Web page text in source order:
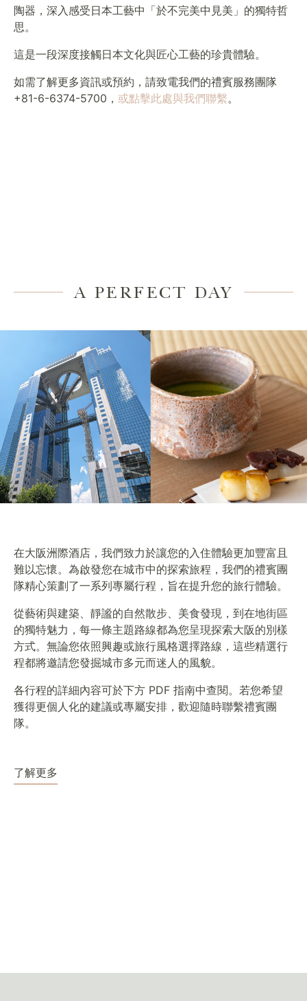
陶器，深入感受日本工藝中「於不完美中見美」的獨特哲
思。
這是一段深度接觸日本文化與匠心工藝的珍貴體驗。
如需了解更多資訊或預約，請致電我們的禮賓服務團隊
+81-6-6374-5700， 或點擊此處與我們聯繫。
A PERFECT DAY
在大阪洲際酒店，我們致力於讓您的入住體驗更加豐富且
難以忘懷。為啟發您在城市中的探索旅程，我們的禮賓團
隊精心策劃了一系列專屬行程，旨在提升您的旅行體驗。
從藝術與建築、靜謐的自然散步、美食發現，到在地街區
的獨特魅力，每一條主題路線都為您呈現探索大阪的別樣
方式。無論您依照興趣或旅行風格選擇路線，這些精選行
程都將邀請您發掘城市多元而迷人的風貌。
各行程的詳細內容可於下方 PDF 指南中查閱。若您希望
獲得更個人化的建議或專屬安排，歡迎隨時聯繫禮賓團
隊。
了解更多